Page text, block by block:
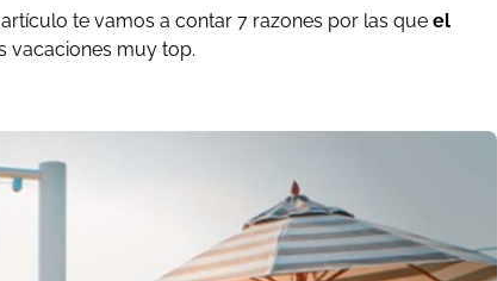
te vamos a contar 7 razones por las que el
vacaciones muy top.